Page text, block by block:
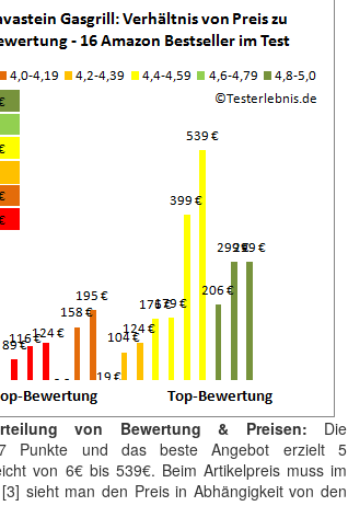
von Bewertung & Preisen: Die
Punkte und das beste Angebot erzielt 5
von 6€ bis 539€. Beim Artikelpreis muss im
sieht man den Preis in Abhängigkeit von den